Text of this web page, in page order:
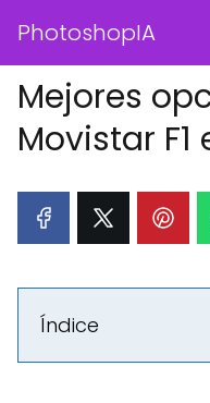
PhotoshopIA
Mejores
Movistar
Índice